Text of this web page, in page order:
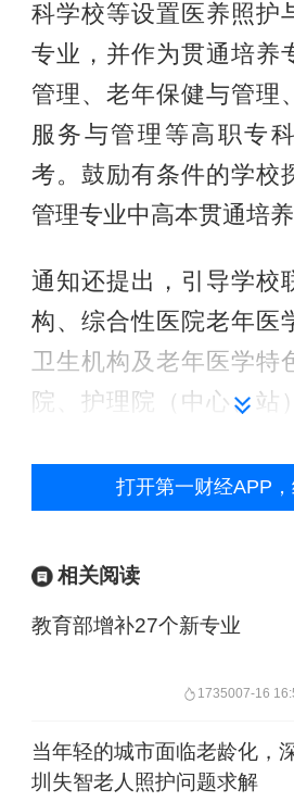
科学校等设置医养照护
专业，并作为贯通培养
管理、老年保健与管理
服务与管理等高职专
考。鼓励有条件的学校
管理专业中高本贯通培养
通知还提出，引导学校
构、综合性医院老年医
卫生机构及老年医学特
院、护理院（中心、站
案；支持各地畅通就业
所谓“中高本贯通培养”，
体系内部的衔接模式，
系、学制设计等打破中
教育间的壁垒，实现技
体化培养。早在2019年
于印发国家职业教育改
打开第一财经APP
相关阅读
教育部增补27个新专业
1735007-16
当年轻的城市面临老龄化，
圳失智老人照护问题求解